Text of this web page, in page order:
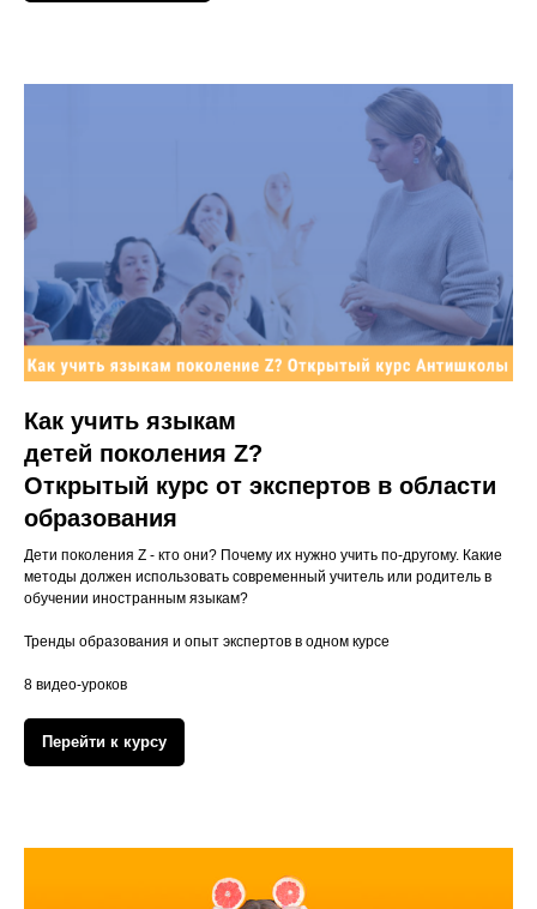
Как учить языкам
детей поколения Z?
Открытый курс от экспертов в области
образования
Дети поколения Z - кто они? Почему их нужно учить по-другому. Какие
методы должен использовать современный учитель или родитель в
обучении иностранным языкам?
Тренды образования и опыт экспертов в одном курсе
8 видео-уроков
Перейти к курсу